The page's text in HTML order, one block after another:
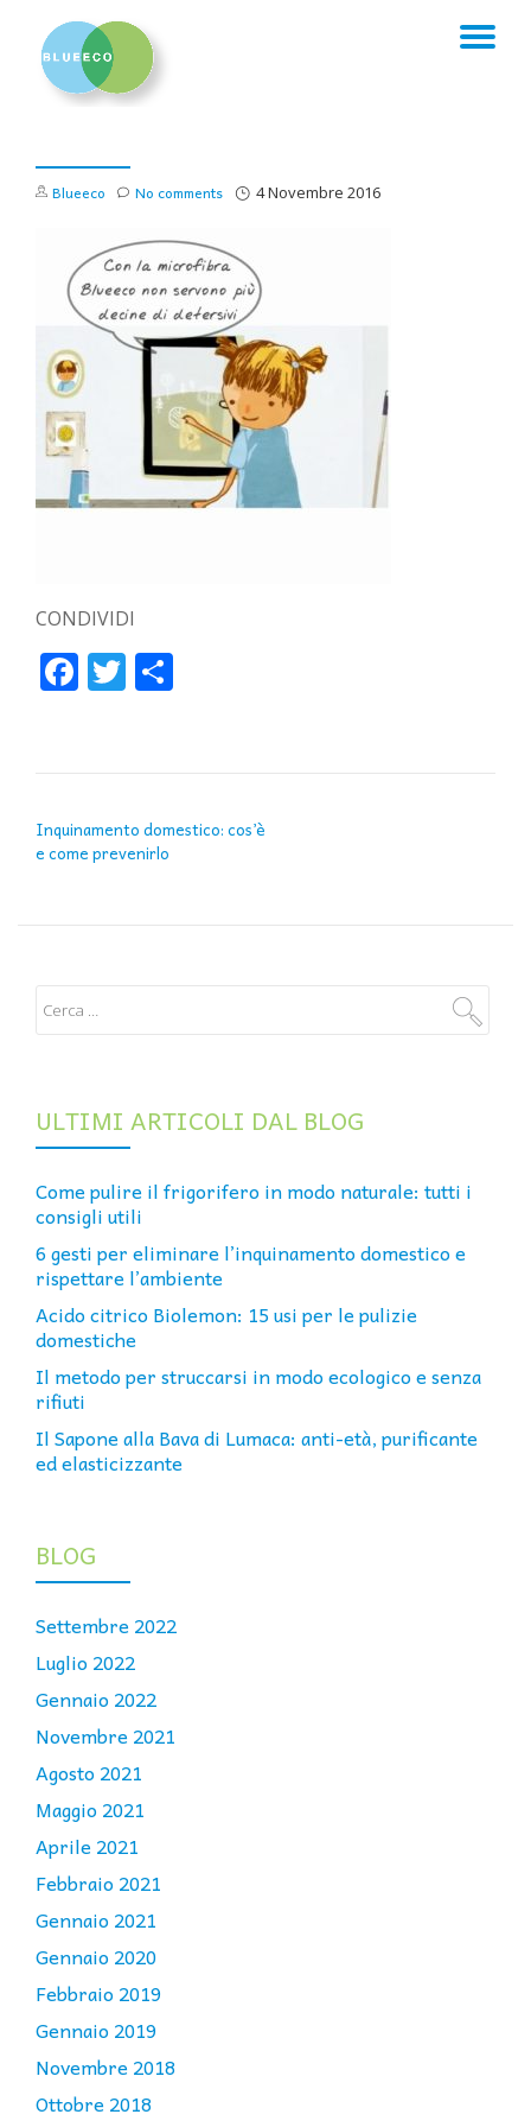
Blueeco 4 Novembre 2016
No comments
CONDIVIDI
FacebookTwitter
Inquinamento domestico: cos’è
e come prevenirlo
ULTIMI ARTICOLI DAL BLOG
Come pulire il frigorifero in modo naturale: tutti i
consigli utili
6 gesti per eliminare l’inquinamento domestico e
rispettare l’ambiente
Acido citrico Biolemon: 15 usi per le pulizie
domestiche
Il metodo per struccarsi in modo ecologico e senza
rifiuti
Il Sapone alla Bava di Lumaca: anti-età, purificante
ed elasticizzante
BLOG
Settembre 2022
Luglio 2022
Gennaio 2022
Novembre 2021
Agosto 2021
Maggio 2021
Aprile 2021
Febbraio 2021
Gennaio 2021
Gennaio 2020
Febbraio 2019
Gennaio 2019
Novembre 2018
Ottobre 2018